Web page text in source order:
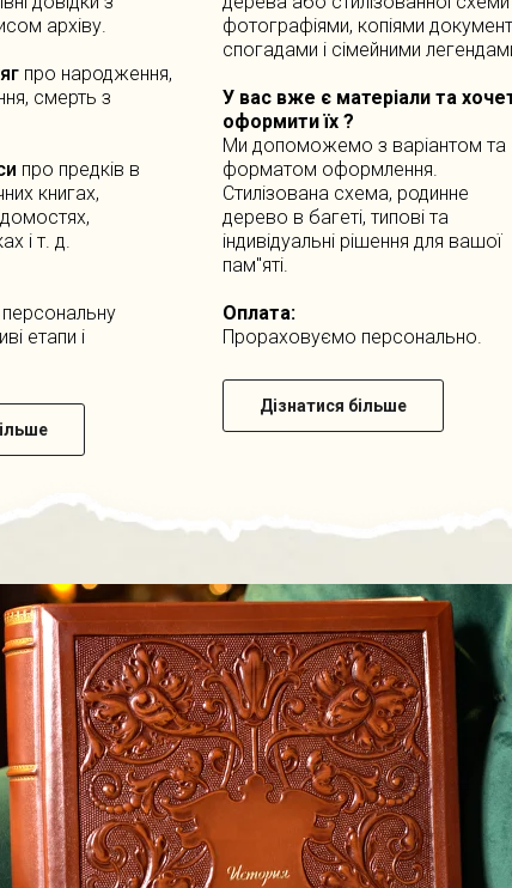
архіву.
про народження,
смерть з
про предків в
книгах,
і т. д.
етапи і
фотографіями, копіями
спогадами і сімейними
У вас вже є матеріали та
оформити їх ?
Ми допоможемо з варіантом та
форматом оформлення.
Стилізована схема, родинне
дерево в багеті, типові та
індивідуальні рішення для вашої
пам''яті.
Оплата:
Прораховуємо персонально.
Дізнатися більше